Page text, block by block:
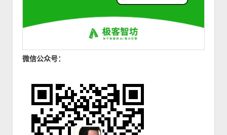
微信公众号：